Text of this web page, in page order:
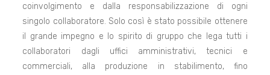
coinvolgimento e dalla responsabilizzazione di ogni
singolo collaboratore. Solo così è stato possibile ottenere
il grande impegno e lo spirito di gruppo che lega tutti i
collaboratori dagli uffici amministrativi, tecnici e
commerciali, alla produzione in stabilimento, fino